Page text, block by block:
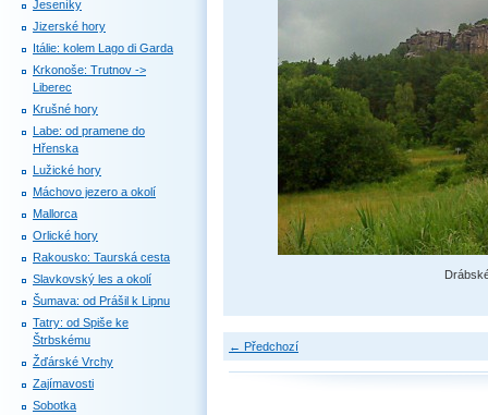
← Předchozí
Jeseníky
Jizerské hory
Itálie: kolem Lago di Garda
Krkonoše: Trutnov ->
Liberec
Krušné hory
Labe: od pramene do
Hřenska
Lužické hory
Máchovo jezero a okolí
Mallorca
Orlické hory
Rakousko: Taurská cesta
Slavkovský les a okolí
Šumava: od Prášil k Lipnu
Tatry: od Spiše ke
Štrbskému
Žďárské Vrchy
Zajímavosti
Sobotka